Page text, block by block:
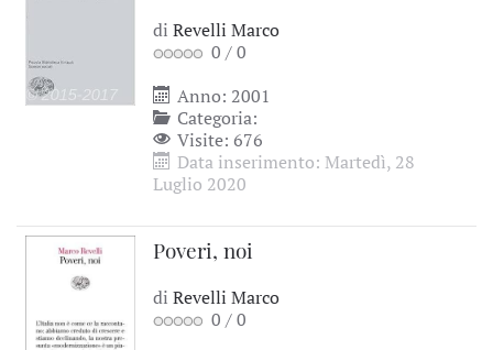
di Revelli Marco
0 /0
Anno: 2001
Categoria:
Visite: 676
Data inserimento: Martedì, 28
Luglio 2020
Poveri, noi
di Revelli Marco
0 /0